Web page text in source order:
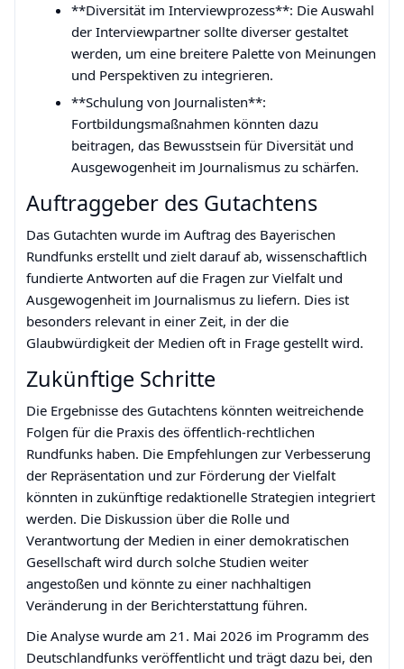
**Diversität im Interviewprozess**: Die Auswahl
der Interviewpartner sollte diverser gestaltet
werden, um eine breitere Palette von Meinungen
und Perspektiven zu integrieren.
**Schulung von Journalisten**:
Fortbildungsmaßnahmen könnten dazu
beitragen, das Bewusstsein für Diversität und
Ausgewogenheit im Journalismus zu schärfen.
Auftraggeber des Gutachtens
Das Gutachten wurde im Auftrag des Bayerischen
Rundfunks erstellt und zielt darauf ab, wissenschaftlich
fundierte Antworten auf die Fragen zur Vielfalt und
Ausgewogenheit im Journalismus zu liefern. Dies ist
besonders relevant in einer Zeit, in der die
Glaubwürdigkeit der Medien oft in Frage gestellt wird.
Zukünftige Schritte
Die Ergebnisse des Gutachtens könnten weitreichende
Folgen für die Praxis des öffentlich-rechtlichen
Rundfunks haben. Die Empfehlungen zur Verbesserung
der Repräsentation und zur Förderung der Vielfalt
könnten in zukünftige redaktionelle Strategien integriert
werden. Die Diskussion über die Rolle und
Verantwortung der Medien in einer demokratischen
Gesellschaft wird durch solche Studien weiter
angestoßen und könnte zu einer nachhaltigen
Veränderung in der Berichterstattung führen.
Die Analyse wurde am 21. Mai 2026 im Programm des
Deutschlandfunks veröffentlicht und trägt dazu bei, den